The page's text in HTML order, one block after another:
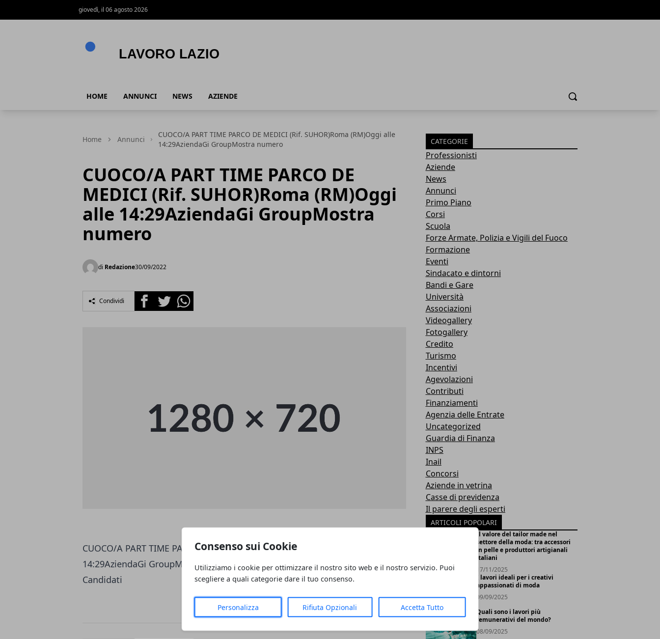
Consenso sui Cookie
Utilizziamo i cookie per ottimizzare il nostro sito web e il nostro servizio. Puoi
scegliere a quali categorie dare il tuo consenso.
Personalizza Rifiuta Opzionali Accetta Tutto
giovedì, il 06 agosto 2026
HOME ANNUNCI NEWS AZIENDE Cerca
Home Annunci
CUOCO/A PART TIME PARCO DE MEDICI (Rif. SUHOR)Roma (RM)Oggi alle
14:29AziendaGi GroupMostra numero
CUOCO/A PART TIME PARCO DE
MEDICI (Rif. SUHOR)Roma (RM)Oggi
alle 14:29AziendaGi GroupMostra
numero
di Redazione30/09/2022
Condividi FacebookTwitterWhatsapp
CUOCO/A PART TIME PARCO DE MEDICI (Rif. SUHOR)Roma (RM)Oggi alle
14:29AziendaGi GroupMostra numero
Candidati
CATEGORIE
Professionisti
Aziende
News
Annunci
Primo Piano
Corsi
Scuola
Forze Armate, Polizia e Vigili del Fuoco
Formazione
Eventi
Sindacato e dintorni
Bandi e Gare
Università
Associazioni
Videogallery
Fotogallery
Credito
Turismo
Incentivi
Agevolazioni
Contributi
Finanziamenti
Agenzia delle Entrate
Uncategorized
Guardia di Finanza
INPS
Inail
Concorsi
Aziende in vetrina
Casse di previdenza
Il parere degli esperti
ARTICOLI POPOLARI
Il valore del tailor made nel
settore della moda: tra accessori
in pelle e produttori artigianali
italiani
17/11/2025
I lavori ideali per i creativi
appassionati di moda
09/09/2025
Quali sono i lavori più
remunerativi del mondo?
08/09/2025